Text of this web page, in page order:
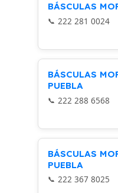
BÁSCULAS
222 281 0024
BÁSCULAS
PUEBLA
222 288 6568
BÁSCULAS
PUEBLA
222 367 8025